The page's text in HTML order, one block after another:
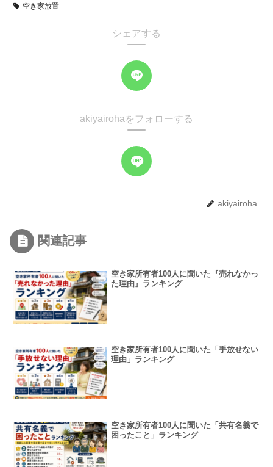
空き家放置
シェアする
akiyairohaをフォローする
akiyairoha
関連記事
空き家所有者100人に聞いた『売れなかっ
た理由』ランキング
空き家所有者100人に聞いた「手放せない
理由」ランキング
空き家所有者100人に聞いた「共有名義で
困ったこと」ランキング